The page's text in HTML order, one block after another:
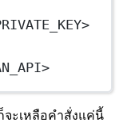
จะเหลือคำสั่งแค่นี้